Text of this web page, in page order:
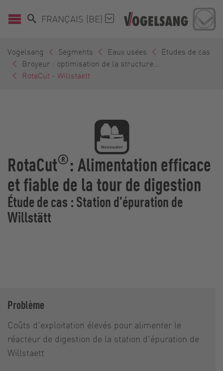
FRANÇAIS (BE)
Vogelsang Segments Eaux usées
Études de cas
Broyeur : optimisation de la structure...
RotaCut - Willstaett
RotaCut®: Alimentation efficace
et fiable de la tour de digestion
Étude de cas : Station d'épuration de
Willstätt
Problème
Coûts d'exploitation élevés pour alimenter le
réacteur de digestion de la station d'épuration de
Willstaett